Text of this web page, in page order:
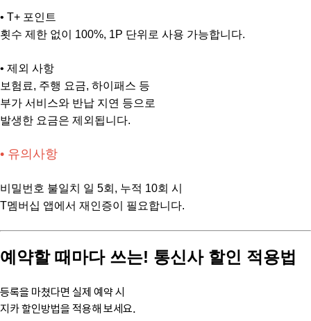
• T+ 포인트
횟수 제한 없이 100%, 1P 단위로 사용 가능합니다.
• 제외 사항
보험료, 주행 요금, 하이패스 등
부가 서비스와 반납 지연 등으로
발생한 요금은 제외됩니다.
• 유의사항
비밀번호 불일치 일 5회, 누적 10회 시
T멤버십 앱에서 재인증이 필요합니다.
예약할 때마다 쓰는! 통신사 할인 적용법
등록을 마쳤다면 실제 예약 시
지카 할인방법을 적용해 보세요.